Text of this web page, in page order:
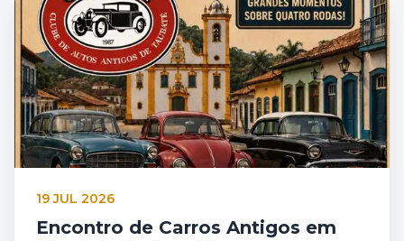
19 JUL 2026
Encontro de Carros Antigos em